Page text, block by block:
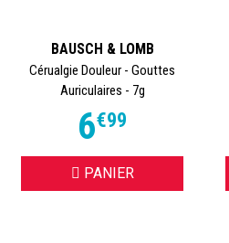
BAUSCH & LOMB
Cérualgie Douleur - Gouttes
Auriculaires - 7g
6€99
PANIER